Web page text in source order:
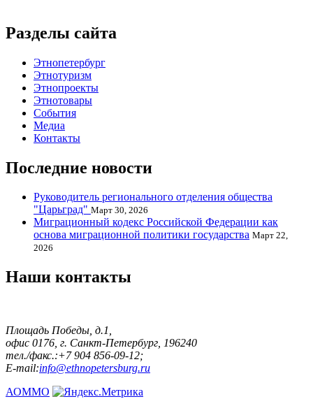
Разделы сайта
Этнопетербург
Этнотуризм
Этнопроекты
Этнотовары
События
Медиа
Контакты
Последние новости
Руководитель регионального отделения общества
"Царьград" Март 30, 2026
Миграционный кодекс Российской Федерации как
основа миграционной политики государства Март 22,
2026
Наши контакты
Площадь Победы, д.1,
офис 0176, г. Санкт-Петербург, 196240
тел./факс.:+7 904 856-09-12;
E-mail:info@ethnopetersburg.ru
АОММО